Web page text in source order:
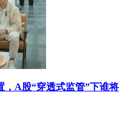
劲的成长性。
24日以来最大涨幅达
优于同类指数。作为场内
反弹行情中具有显著优势。
C类020629）参与，
元即可布局科创芯片核心
，A股“穿透式监管”下谁将